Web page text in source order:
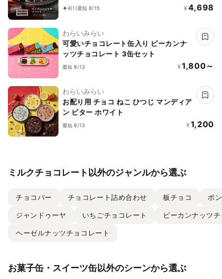
4(1)最短 8/15 ¥ 4,698
わらいみらい
可愛いチョコレート缶入り ピーカンナ
ッツチョコレート 3缶セット
最短 8/13 ¥ 1,800～
わらいみらい
お配り用 チョコ ねこ ひつじ マンディア
ン ビター ホワイト
最短 8/13 ¥ 1,200
ミルクチョコレート以外のジャンルから選ぶ
チョコバー チョコレート詰め合わせ 板チョコ ボ
ジャンドゥーヤ いちごチョコレート ピーカンナッツ
ヘーゼルナッツチョコレート
お菓子缶・スイーツ缶以外のシーンから選ぶ